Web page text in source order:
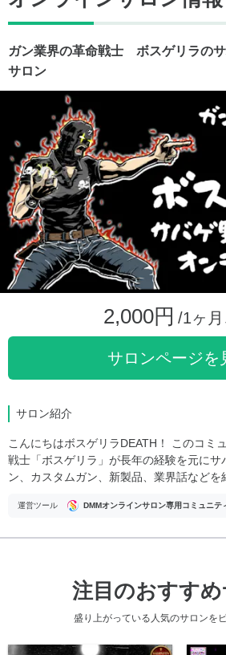
ガン業界の革命戦士 ボスゲリラの
サロン
2,000円 /1ヶ月
サロンページを
サロン紹介
こんにちはボスゲリラDEATH！ このコミ
戦士「ボスゲリラ」が長年の経験を元に
ン、カスタムガン、新製品、業界話などを
運営ツール DMMオンラインサロン専用コミュニテ
注目のおすす
盛り上がっている人気のサロンを